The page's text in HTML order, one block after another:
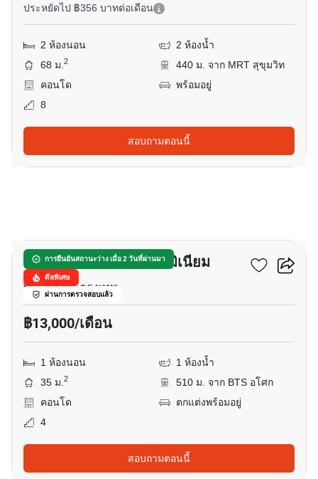
ประหยัดไป ฿356 บาทต่อเดือน
2 ห้องนอน
2 ห้องน้ำ
68 ม.2
440 ม. จาก MRT สุขุมวิท
คอนโด
พร้อมอยู่
8
สอบถามตอนนี้
การยืนยันสถานะว่าง เมื่อ 2 วันที่ผ่านมา
ดีลพิเศษ
ผ่านการตรวจสอบแล้ว
เดอะ ไพร์ม สวีท คอนโดมิเนียม
พร้อมพงษ์, กรุงเทพ
฿13,000/เดือน
1 ห้องนอน
1 ห้องน้ำ
35 ม.2
510 ม. จาก BTS อโศก
คอนโด
ตกแต่งพร้อมอยู่
4
สอบถามตอนนี้